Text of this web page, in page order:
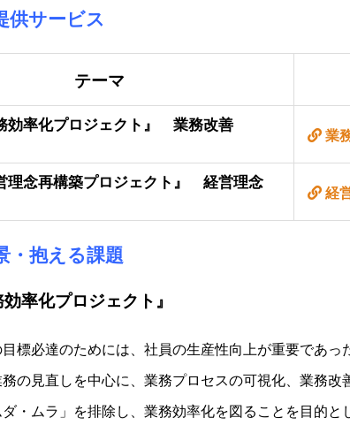
供サービス
テーマ
効率化プロジェクト』 業務改善
業
理念再構築プロジェクト』 経営理念
経
・抱える課題
効率化プロジェクト』
標必達のためには、社員の生産性向上が重要であ
の見直しを中心に、業務プロセスの可視化、業務
・ムラ」を排除し、業務効率化を図ることを目的